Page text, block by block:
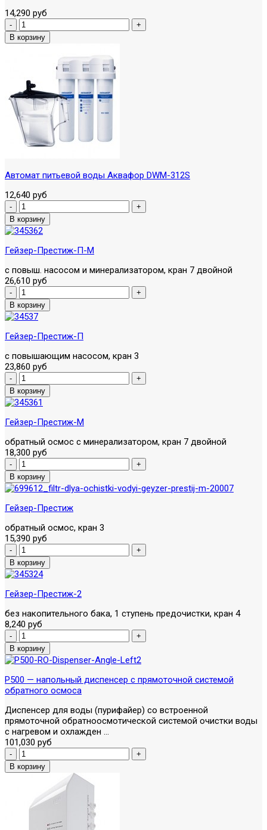
14,290 руб
Автомат питьевой воды Аквафор DWM-312S
12,640 руб
Гейзер-Престиж-П-М
с повыш. насосом и минерализатором, кран 7 двойной
26,610 руб
Гейзер-Престиж-П
с повышающим насосом, кран 3
23,860 руб
Гейзер-Престиж-M
обратный осмос с минерализатором, кран 7 двойной
18,300 руб
Гейзер-Престиж
обратный осмос, кран 3
15,390 руб
Гейзер-Престиж-2
без накопительного бака, 1 ступень предочистки, кран 4
8,240 руб
P500 — напольный диспенсер с прямоточной системой
обратного осмоса
Диспенсер для воды (пурифайер) со встроенной
прямоточной обратноосмотической системой очистки воды
с нагревом и охлажден ...
101,030 руб